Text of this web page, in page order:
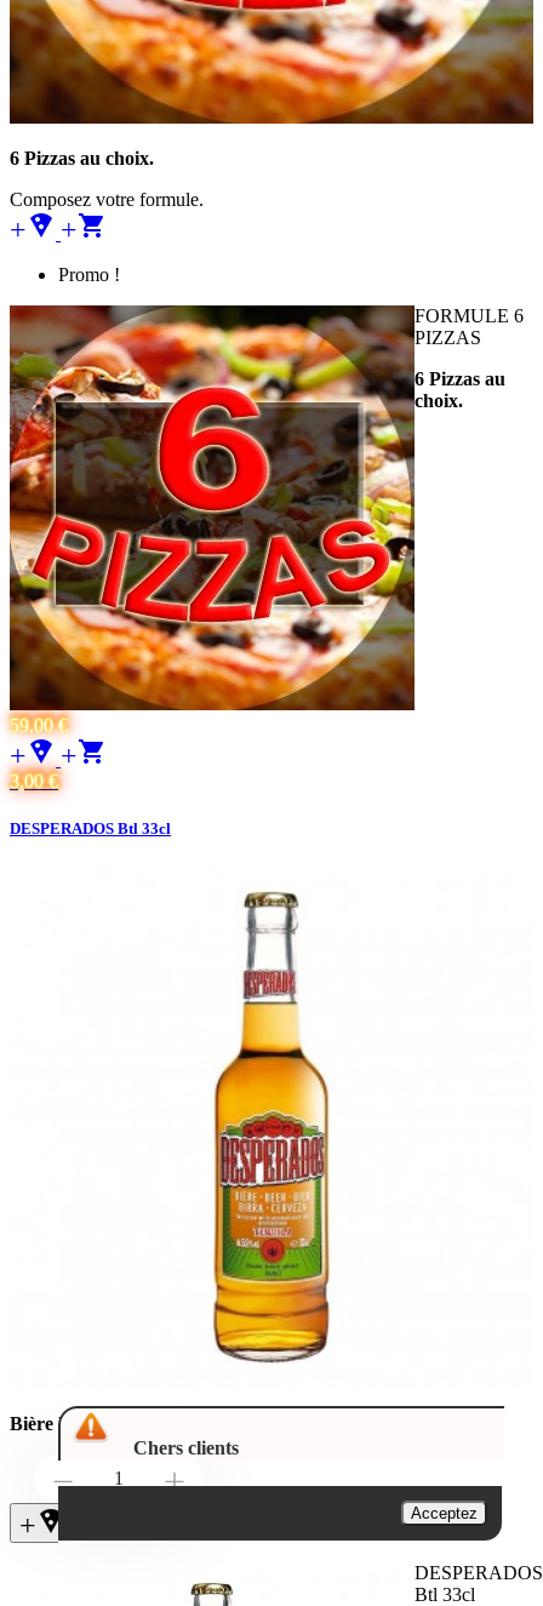
6 Pizzas au choix.
Composez votre formule.
+local_pizza +
Promo !
FORMULE 6
PIZZAS
6 Pizzas au
choix.
59,00 €
+local_pizza +
3,00 €
DESPERADOS Btl 33cl
Bière légère et faiblement alcoolisée.
Down
+local_pizza
DESPERADOS
Btl 33cl
Chers clients
Acceptez